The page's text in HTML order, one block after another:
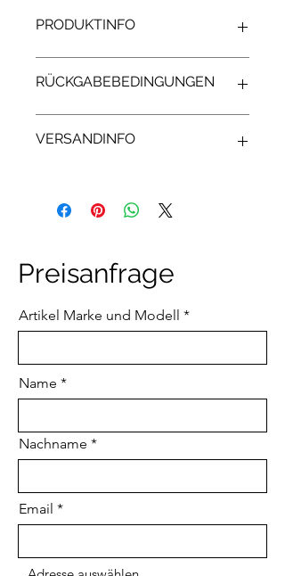
PRODUKTINFO
nach Wunsch.
Farben auf Anfrage
RÜCKGABEBEDINGUNGEN
Sonderanfertigungen und können
VERSANDINFO
Kundenwunsch. Bitte das
Anfrageformular unten verwenden für
Preisanfrage
Artikel Marke und Modell
Name
Nachname
Email